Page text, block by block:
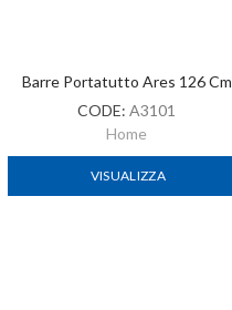
Barre Portatutto Ares 126 Cm
CODE: A3101
Home
VISUALIZZA